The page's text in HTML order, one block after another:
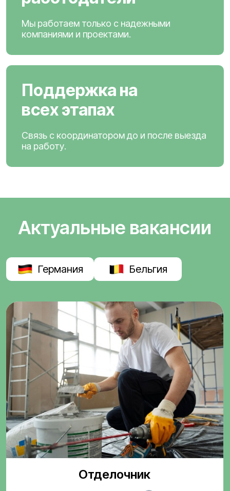
Мы работаем только с надежными
компаниями и проектами.
Поддержка на
всех этапах
Связь с координатором до и после выезда
на работу.
Актуальные вакансии
Германия Бельгия
Отделочник